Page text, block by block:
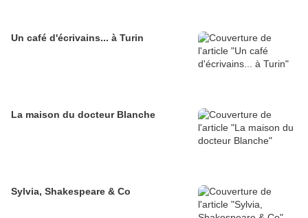
Un café d'écrivains... à Turin
La maison du docteur Blanche
Sylvia, Shakespeare & Co